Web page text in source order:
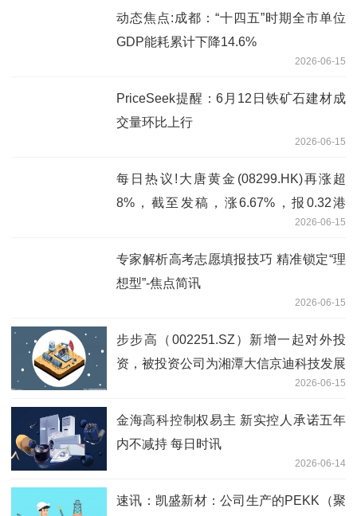
动态焦点:成都：“十四五”时期全市单位
GDP能耗累计下降14.6%
2026-06-15
PriceSeek提醒：6月12日铁矿石建材成
交量环比上行
2026-06-15
每日热议!大唐黄金(08299.HK)再涨超
8%，截至发稿，涨6.67%，报0.32港
2026-06-15
专家解析高考志愿填报技巧 精准锁定“理
想型”-焦点简讯
2026-06-15
步步高（002251.SZ）新增一起对外投
资，被投资公司为湘潭大信京迪科技发展
2026-06-15
金海高科控制权易主 新实控人承诺五年
内不减持 每日时讯
2026-06-14
速讯：凯盛新材：公司生产的PEKK（聚